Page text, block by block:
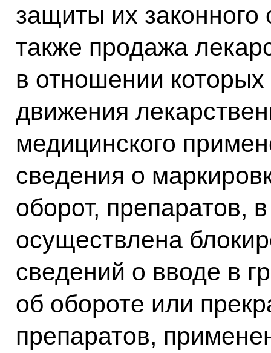
защиты их
также продажа
в отношении
движения
медицинского
сведения о
оборот, препаратов,
осуществлена
сведений о вводе в
об обороте или
препаратов,